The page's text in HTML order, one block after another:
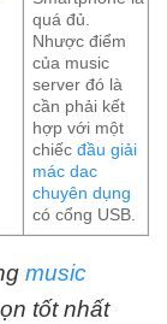
quá đủ.
Nhược điểm
của music
server đó là
cần phải kết
hợp với một
chiếcđầu giải
mác dac
chuyên dụng
có cổng USB.
music
tốt nhất